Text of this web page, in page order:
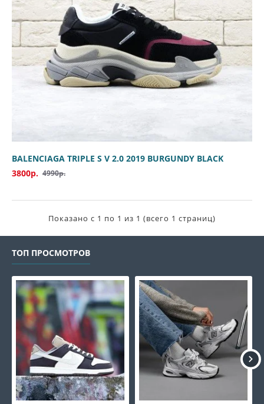
BALENCIAGA TRIPLE S V 2.0 2019 BURGUNDY BLACK
3800р. 4990р.
Показано с 1 по 1 из 1 (всего 1 страниц)
ТОП ПРОСМОТРОВ